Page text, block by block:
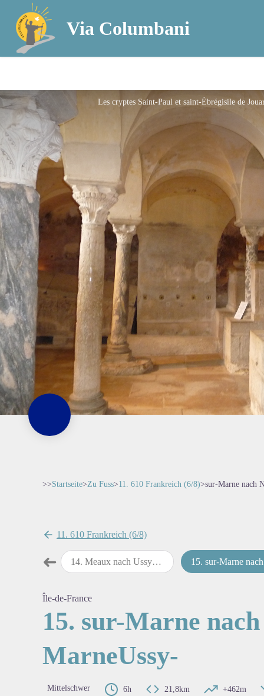
Via Columbani
>>Startseite>Zu Fuss>11. 610 Frankreich (6/8)>sur-Marne nach
11. 610 Frankreich (6/8)
➜map.drawer.prev
14. Meaux nach Ussy-sur-Marne 15.sur-Marne nach Nanteuil-sur-
Île-de-France
15. sur-Marne
MarneUssy-
Mittelschwer 6h 21,8km +462m